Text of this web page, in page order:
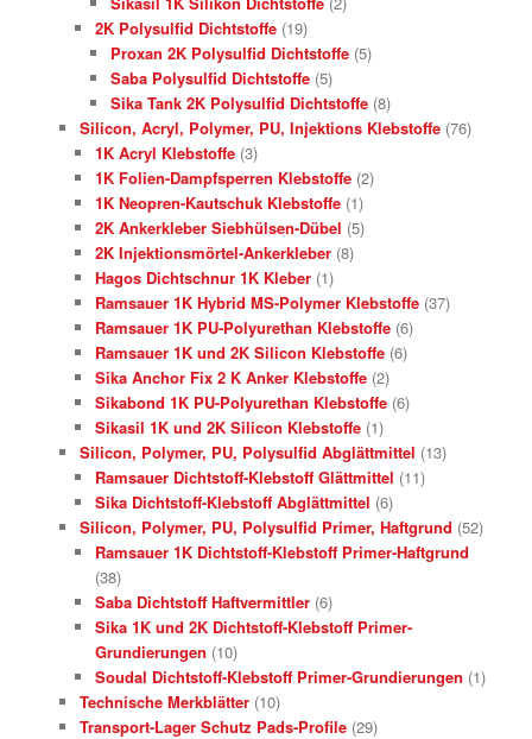
2K Polysulfid Dichtstoffe (19)
Proxan 2K Polysulfid Dichtstoffe (5)
Saba Polysulfid Dichtstoffe (5)
Sika Tank 2K Polysulfid Dichtstoffe (8)
Silicon, Acryl, Polymer, PU, Injektions Klebstoffe (76)
1K Acryl Klebstoffe (3)
1K Folien-Dampfsperren Klebstoffe (2)
1K Neopren-Kautschuk Klebstoffe (1)
2K Ankerkleber Siebhülsen-Dübel (5)
2K Injektionsmörtel-Ankerkleber (8)
Hagos Dichtschnur 1K Kleber (1)
Ramsauer 1K Hybrid MS-Polymer Klebstoffe (37)
Ramsauer 1K PU-Polyurethan Klebstoffe (6)
Ramsauer 1K und 2K Silicon Klebstoffe (6)
Sika Anchor Fix 2 K Anker Klebstoffe (2)
Sikabond 1K PU-Polyurethan Klebstoffe (6)
Sikasil 1K und 2K Silicon Klebstoffe (1)
Silicon, Polymer, PU, Polysulfid Abglättmittel (13)
Ramsauer Dichtstoff-Klebstoff Glättmittel (11)
Sika Dichtstoff-Klebstoff Abglättmittel (6)
Silicon, Polymer, PU, Polysulfid Primer, Haftgrund (52)
Ramsauer 1K Dichtstoff-Klebstoff Primer-Haftgrund
(38)
Saba Dichtstoff Haftvermittler (6)
Sika 1K und 2K Dichtstoff-Klebstoff Primer-
Grundierungen (10)
Soudal Dichtstoff-Klebstoff Primer-Grundierungen (1)
Technische Merkblätter (10)
Transport-Lager Schutz Pads-Profile (29)